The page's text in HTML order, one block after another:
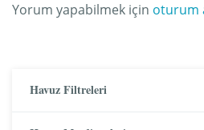
Yorum yapabilmek için oturum
Havuz Filtreleri